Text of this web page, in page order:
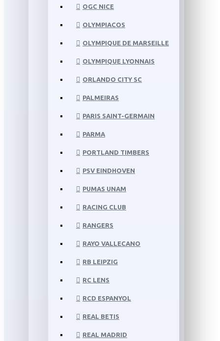
OGC NICE
OLYMPIACOS
OLYMPIQUE DE MARSEILLE
OLYMPIQUE LYONNAIS
ORLANDO CITY SC
PALMEIRAS
PARIS SAINT-GERMAIN
PARMA
PORTLAND TIMBERS
PSV EINDHOVEN
PUMAS UNAM
RACING CLUB
RANGERS
RAYO VALLECANO
RB LEIPZIG
RC LENS
RCD ESPANYOL
REAL BETIS
REAL MADRID